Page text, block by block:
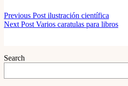
Previous Post ilustración científica
Next Post Varios caratulas para libros
Search